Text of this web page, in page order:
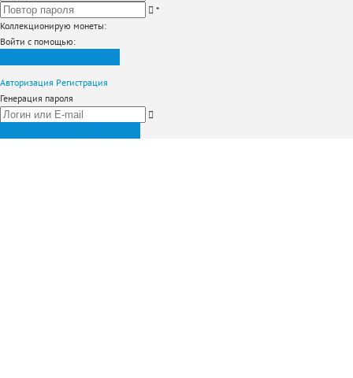
*
Коллекционирую монеты:
Войти с помощью:
Авторизация Регистрация
Генерация пароля